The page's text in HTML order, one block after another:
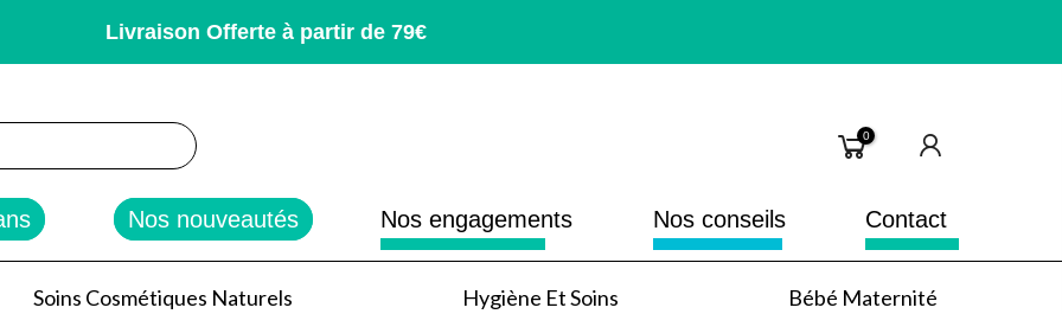
Livraison Offerte à partir de 79€
0
Nos nouveautés Nos engagements Nos conseils Contact
Soins Cosmétiques Naturels Hygiène Et Soins Bébé Maternité